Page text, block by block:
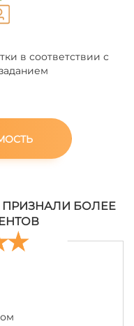
в соответствии с
ПРИЗНАЛИ БОЛЕЕ